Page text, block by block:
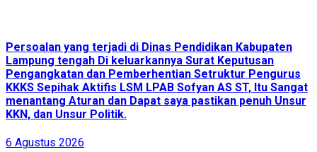
Persoalan yang terjadi di Dinas Pendidikan Kabupaten
Lampung tengah Di keluarkannya Surat Keputusan
Pengangkatan dan Pemberhentian Setruktur Pengurus
KKKS Sepihak Aktifis LSM LPAB Sofyan AS ST, Itu Sangat
menantang Aturan dan Dapat saya pastikan penuh Unsur
KKN, dan Unsur Politik.
6 Agustus 2026